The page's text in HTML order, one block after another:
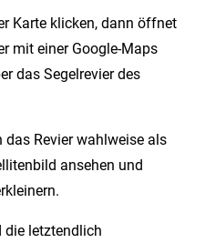
Karte klicken, dann öffnet
mit einer Google-Maps
das Segelrevier des
das Revier wahlweise als
ansehen und
die letztendlich